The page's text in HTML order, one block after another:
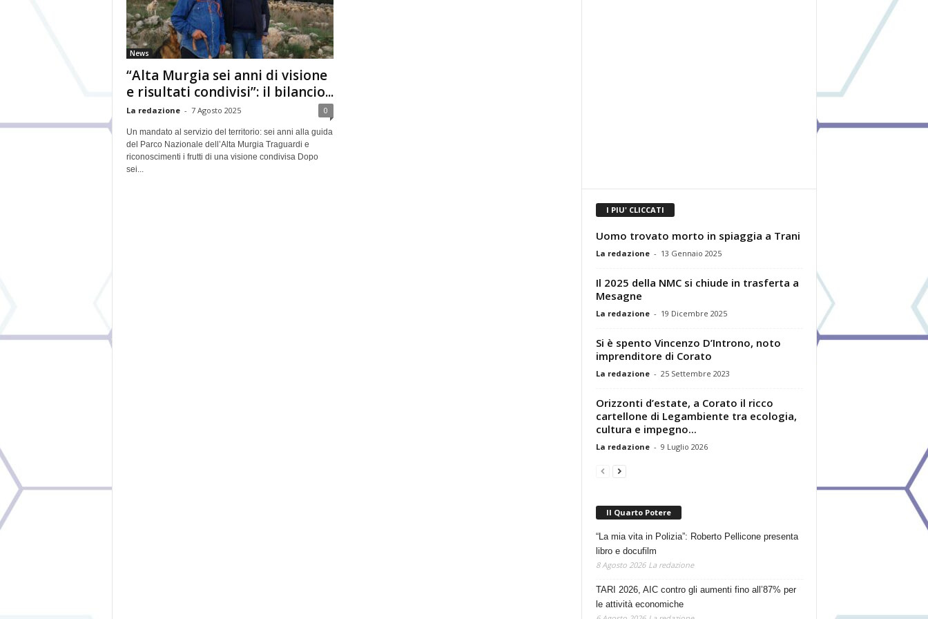
News
“Alta Murgia sei anni di visione
e risultati condivisi”: il bilancio...
La redazione - 7 Agosto 2025 0
Un mandato al servizio del territorio: sei anni alla guida
del Parco Nazionale dell’Alta Murgia Traguardi e
riconoscimenti i frutti di una visione condivisa Dopo
sei...
I PIU' CLICCATI
Uomo trovato morto in spiaggia a Trani
La redazione - 13 Gennaio 2025
Il 2025 della NMC si chiude in trasferta a
Mesagne
La redazione - 19 Dicembre 2025
Si è spento Vincenzo D’Introno, noto
imprenditore di Corato
La redazione - 25 Settembre 2023
Orizzonti d’estate, a Corato il ricco
cartellone di Legambiente tra ecologia,
cultura e impegno...
La redazione - 9 Luglio 2026
Il Quarto Potere
“La mia vita in Polizia”: Roberto Pellicone presenta
libro e docufilm
8 Agosto 2026 La redazione
TARI 2026, AIC contro gli aumenti fino all’87% per
le attività economiche